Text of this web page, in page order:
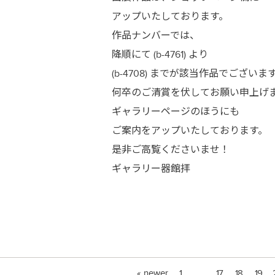
アップいたしております。
作品ナンバーでは、
降順にて (b-4761) より
(b-4708) までが該当作品でございます
何卒のご清賞を伏してお願い申上げま
ギャラリーページのほうにも
ご案内をアップいたしております。
是非ご高覧くださいませ！
ギャラリー器館拝